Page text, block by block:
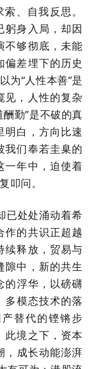
、自我反思。
身入局，却因
不够彻底，未能
差埋下的历史
为“人性本善”是
见，人性的复杂
酬勤”是不破的真
明白，方向比速
我们奉若圭臬的
一年中，迫使着
叩问。
已处处涌动着希
作的共识正超越
续释放，贸易与
中，新的共生
的浮华，以磅礴
多模态技术的落
替代的铿锵步
此境之下，资本
，成长动能澎湃